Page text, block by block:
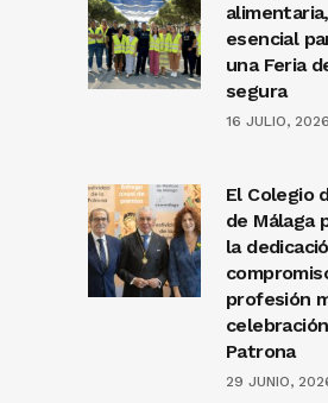
esencial
una Feria
segura
16 JULIO, 2026
El Colegio
de Málaga
la
profesión
Patrona
29 JUNIO,